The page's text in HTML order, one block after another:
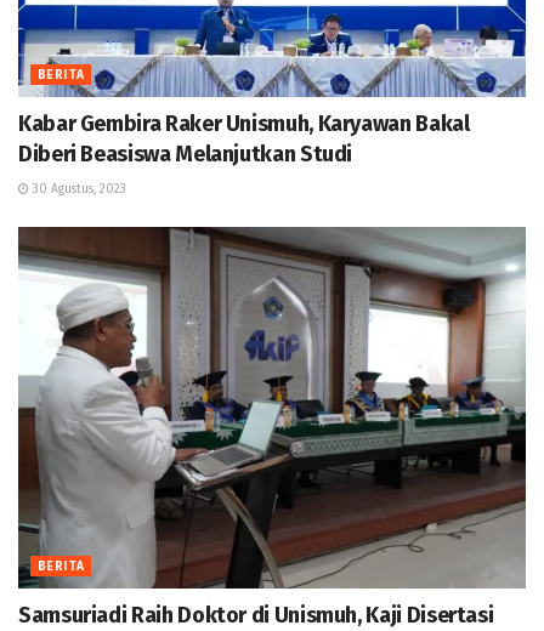
BERITA
Kabar Gembira Raker Unismuh, Karyawan Bakal
Diberi Beasiswa Melanjutkan Studi
30 Agustus, 2023
BERITA
Samsuriadi Raih Doktor di Unismuh, Kaji Disertasi